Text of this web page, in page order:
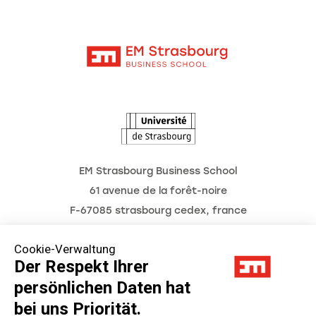
Cookie-Verwaltung
Der Respekt Ihrer
persönlichen Daten hat
bei uns Priorität.
EM Strasbourg Business School
61 avenue de la forêt-noire
F-67085 strasbourg cedex, france
Impressum